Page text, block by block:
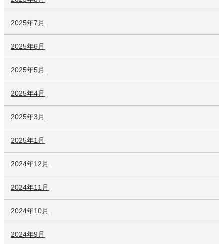
2025年7月
2025年6月
2025年5月
2025年4月
2025年3月
2025年1月
2024年12月
2024年11月
2024年10月
2024年9月